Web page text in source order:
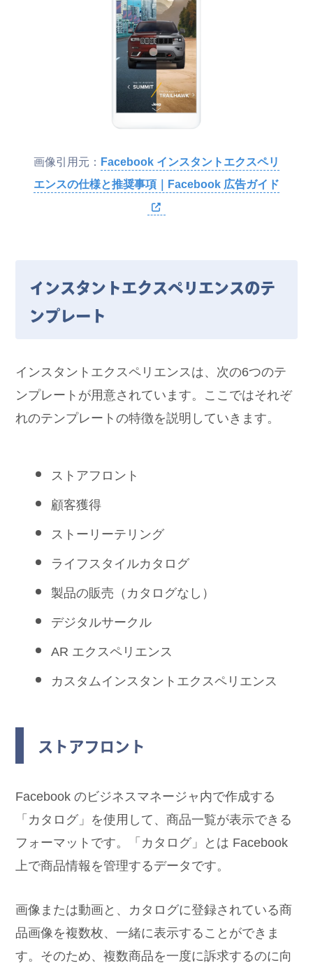
画像引用元： Facebook インスタントエクスペリ
エンスの仕様と推奨事項｜Facebook 広告ガイド
インスタントエクスペリエンスのテ
ンプレート
インスタントエクスペリエンスは、次の6つのテ
ンプレートが用意されています。ここではそれぞ
れのテンプレートの特徴を説明していきます。
ストアフロント
顧客獲得
ストーリーテリング
ライフスタイルカタログ
製品の販売（カタログなし）
デジタルサークル
AR エクスペリエンス
カスタムインスタントエクスペリエンス
ストアフロント
Facebook のビジネスマネージャ内で作成する
「カタログ」を使用して、商品一覧が表示できる
フォーマットです。「カタログ」とは Facebook
上で商品情報を管理するデータです。
画像または動画と、カタログに登録されている商
品画像を複数枚、一緒に表示することができま
す。そのため、複数商品を一度に訴求するのに向